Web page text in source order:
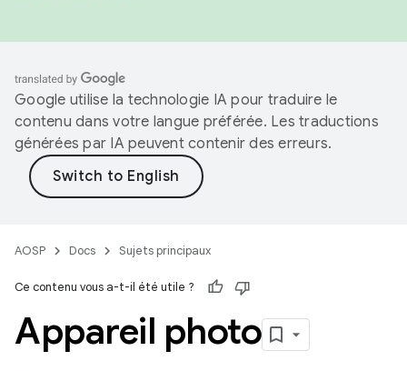
Google utilise la technologie IA pour traduire le
contenu dans votre langue préférée. Les traductions
générées par IA peuvent contenir des erreurs.
AOSP Docs Sujets principaux
Ce contenu vous a-t-il été utile ?
Appareil photo